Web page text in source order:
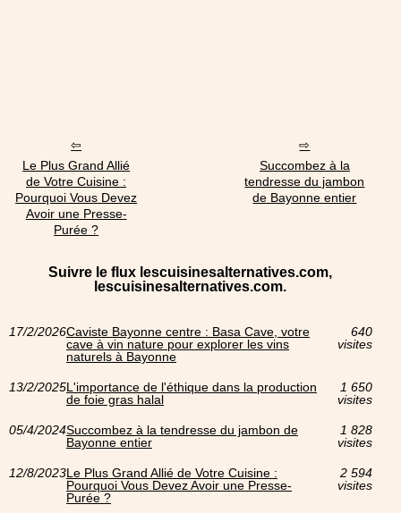
Le Plus Grand Allié
de Votre Cuisine :
Pourquoi Vous Devez
Avoir une Presse-
Purée ?
Succombez à la
tendresse du jambon
de Bayonne entier
Suivre le flux lescuisinesalternatives.com,
lescuisinesalternatives.com.
17/2/2026Caviste Bayonne centre : Basa Cave, votre
cave à vin nature pour explorer les vins
naturels à Bayonne
640
visites
13/2/2025L'importance de l'éthique dans la production
de foie gras halal
1 650
visites
05/4/2024Succombez à la tendresse du jambon de
Bayonne entier
1 828
visites
12/8/2023Le Plus Grand Allié de Votre Cuisine :
Pourquoi Vous Devez Avoir une Presse-
Purée ?
2 594
visites